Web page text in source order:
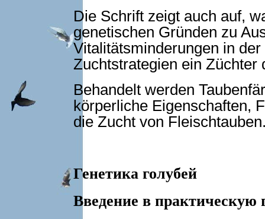
Die Schrift zeigt auch auf,
genetischen Gründen zu
Vitalitätsminderungen in
Zuchtstrategien ein Züchter
Behandelt werden
körperliche Eigenschaf­ten,
die Zucht von
Генетика голубей
Введение в практическую